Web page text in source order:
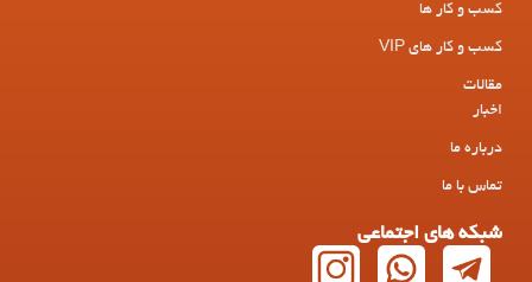
کسب و کار ها
کسب و کار های VIP
مقالات
اخبار
درباره ما
تماس با ما
شبکه های اجتماعی